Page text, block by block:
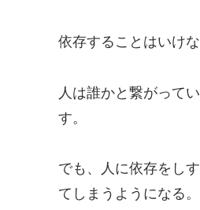
依存することはいけ
人は誰かと繋がって
す。
でも、人に依存をし
てしまうようになる。